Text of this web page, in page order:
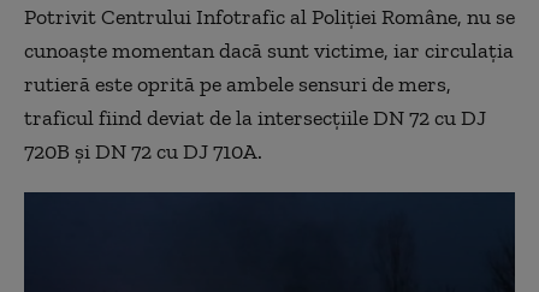
Potrivit Centrului Infotrafic al Poliţiei Române, nu se
cunoaşte momentan dacă sunt victime, iar circulaţia
rutieră este oprită pe ambele sensuri de mers,
traficul fiind deviat de la intersecţiile DN 72 cu DJ
720B şi DN 72 cu DJ 710A.